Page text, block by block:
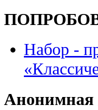
Набор -
Анонимная